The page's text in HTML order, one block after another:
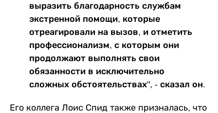
выразить благодарность службам
экстренной помощи, которые
отреагировали на вызов, и отметить
профессионализм, с которым они
продолжают выполнять свои
обязанности в исключительно
сложных обстоятельствах", - сказал он.
Его коллега Лоис Спид также призналась, что